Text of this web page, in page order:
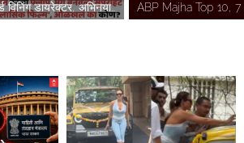
एकता कपूरचा भाऊ 'हा' अवॉर्ड विनिंग डायरेक्टर, अभिनयात ठरला फ्लॉप, मग बनवली सुपरहिट 'कल्ट क्लासिक फिल्म', ओळखलं का कोण?